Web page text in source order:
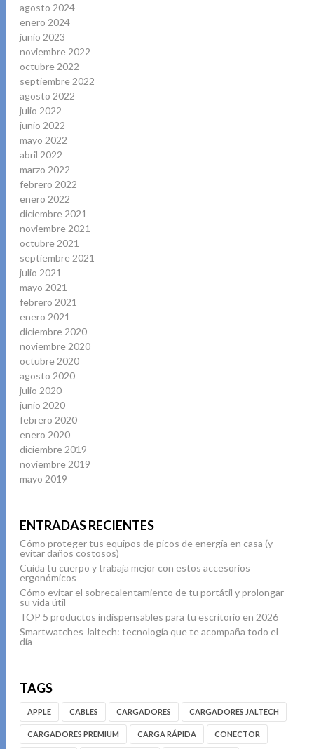
agosto 2024
enero 2024
junio 2023
noviembre 2022
octubre 2022
septiembre 2022
agosto 2022
julio 2022
junio 2022
mayo 2022
abril 2022
marzo 2022
febrero 2022
enero 2022
diciembre 2021
noviembre 2021
octubre 2021
septiembre 2021
julio 2021
mayo 2021
febrero 2021
enero 2021
diciembre 2020
noviembre 2020
octubre 2020
agosto 2020
julio 2020
junio 2020
febrero 2020
enero 2020
diciembre 2019
noviembre 2019
mayo 2019
ENTRADAS RECIENTES
Cómo proteger tus equipos de picos de energía en casa (y
evitar daños costosos)
Cuida tu cuerpo y trabaja mejor con estos accesorios
ergonómicos
Cómo evitar el sobrecalentamiento de tu portátil y prolongar
su vida útil
TOP 5 productos indispensables para tu escritorio en 2026
Smartwatches Jaltech: tecnología que te acompaña todo el
día
TAGS
APPLE CABLES CARGADORES CARGADORES JALTECH
CARGADORES PREMIUM CARGA RÁPIDA CONECTOR